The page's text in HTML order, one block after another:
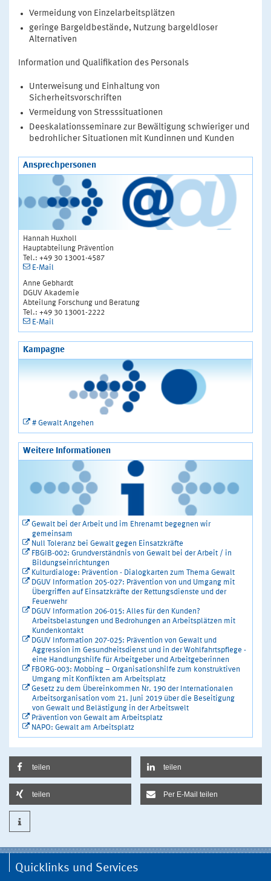
Vermeidung von Einzelarbeitsplätzen
geringe Bargeldbestände, Nutzung bargeldloser
Alternativen
Information und Qualifikation des Personals
Unterweisung und Einhaltung von
Sicherheitsvorschriften
Vermeidung von Stresssituationen
Deeskalationsseminare zur Bewältigung schwieriger und
bedrohlicher Situationen mit Kundinnen und Kunden
Ansprechpersonen
Hannah Huxholl
Hauptabteilung Prävention
Tel.: +49 30 13001-4587
E-Mail
Anne Gebhardt
DGUV Akademie
Abteilung Forschung und Beratung
Tel.: +49 30 13001-2222
E-Mail
Kampagne
# Gewalt Angehen
Weitere Informationen
Gewalt bei der Arbeit und im Ehrenamt begegnen wir
gemeinsam
Null Toleranz bei Gewalt gegen Einsatzkräfte
FBGIB-002: Grundverständnis von Gewalt bei der Arbeit / in
Bildungseinrichtungen
Kulturdialoge: Prävention - Dialogkarten zum Thema Gewalt
DGUV Information 205-027: Prävention von und Umgang mit
Übergriffen auf Einsatzkräfte der Rettungsdienste und der
Feuerwehr
DGUV Information 206-015: Alles für den Kunden?
Arbeitsbelastungen und Bedrohungen an Arbeitsplätzen mit
Kundenkontakt
DGUV Information 207-025: Prävention von Gewalt und
Aggression im Gesundheitsdienst und in der Wohlfahrtspflege -
eine Handlungshilfe für Arbeitgeber und Arbeitgeberinnen
FBORG-003: Mobbing – Organisationshilfe zum konstruktiven
Umgang mit Konflikten am Arbeitsplatz
Gesetz zu dem Übereinkommen Nr. 190 der Internationalen
Arbeitsorganisation vom 21. Juni 2019 über die Beseitigung
von Gewalt und Belästigung in der Arbeitswelt
Prävention von Gewalt am Arbeitsplatz
NAPO: Gewalt am Arbeitsplatz
teilen teilen
teilen Per E-Mail teilen
Quicklinks und Services